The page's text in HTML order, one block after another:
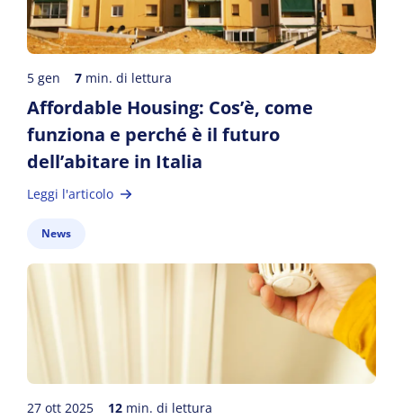
5 gen 7 min. di lettura
Affordable Housing: Cos’è, come
funziona e perché è il futuro
dell’abitare in Italia
Leggi l'articolo
News
27 ott 2025 12 min. di lettura